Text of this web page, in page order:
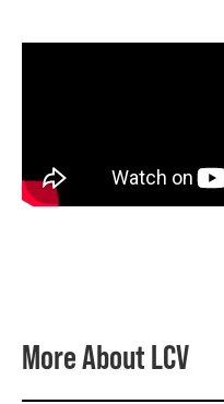
More About LCV